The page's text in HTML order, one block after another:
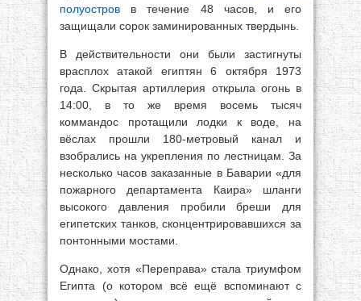
полуостров в течение 48 часов, и его
защищали сорок заминированных твердынь.
В действительности они были застигнуты
врасплох атакой египтян 6 октября 1973
года. Скрытая артиллерия открыла огонь в
14:00, в то же время восемь тысяч
коммандос протащили лодки к воде, на
вёслах прошли 180-метровый канал и
взобрались на укрепления по лестницам. За
несколько часов заказанные в Баварии «для
пожарного департамента Каира» шланги
высокого давления пробили бреши для
египетских танков, сконцентрировавшихся за
понтонными мостами.
Однако, хотя «Переправа» стала триумфом
Египта (о котором всё ещё вспоминают с